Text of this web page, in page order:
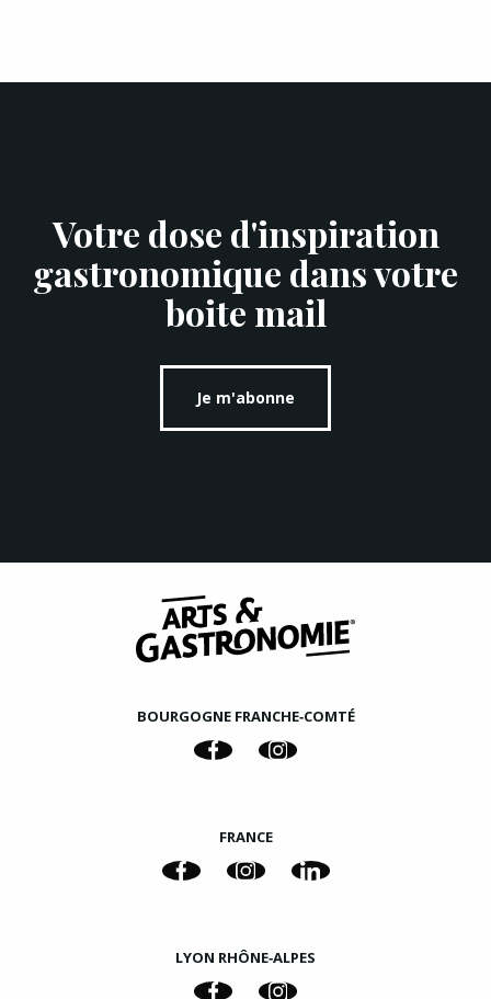
Votre dose d'inspiration
gastronomique dans votre
boite mail
Je m'abonne
BOURGOGNE FRANCHE‑COMTÉ
FRANCE
LYON RHÔNE‑ALPES